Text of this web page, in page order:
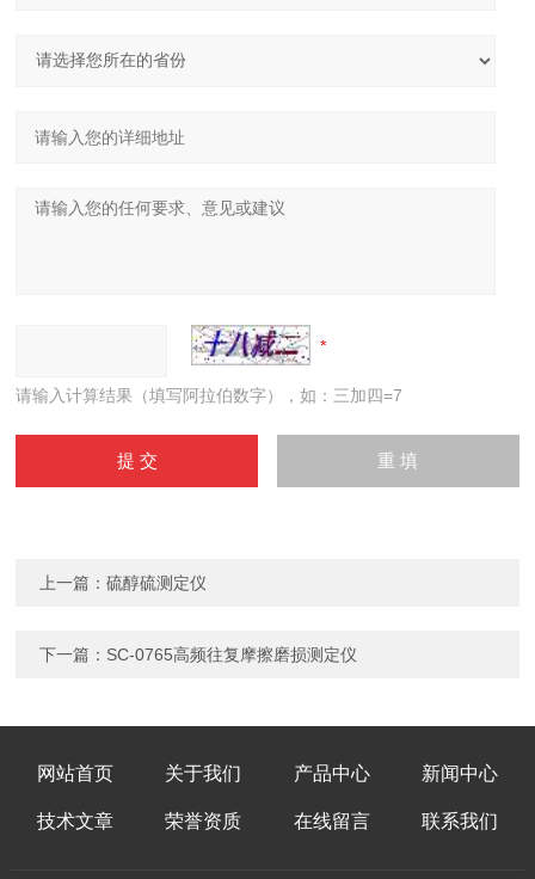
请输入计算结果（填写阿拉伯数字），如：三加四=7
上一篇：硫醇硫测定仪
下一篇： SC-0765高频往复摩擦磨损测定仪
网站首页 关于我们 产品中心 新闻中心
技术文章 荣誉资质 在线留言 联系我们